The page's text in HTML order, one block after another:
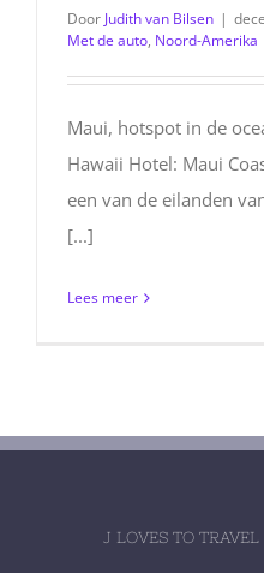
Door Judith van Bilsen |
Met de auto, Noord-Amerika
Maui, hotspot in de
Hawaii Hotel: Maui
een van de eilanden
[...]
Lees meer
J LOVES TO